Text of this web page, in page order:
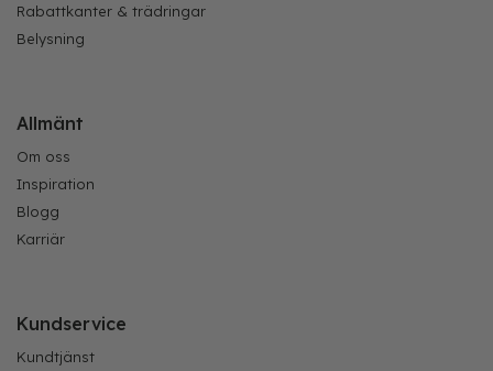
Rabattkanter & trädringar
Belysning
Allmänt
Om oss
Inspiration
Blogg
Karriär
Kundservice
Kundtjänst